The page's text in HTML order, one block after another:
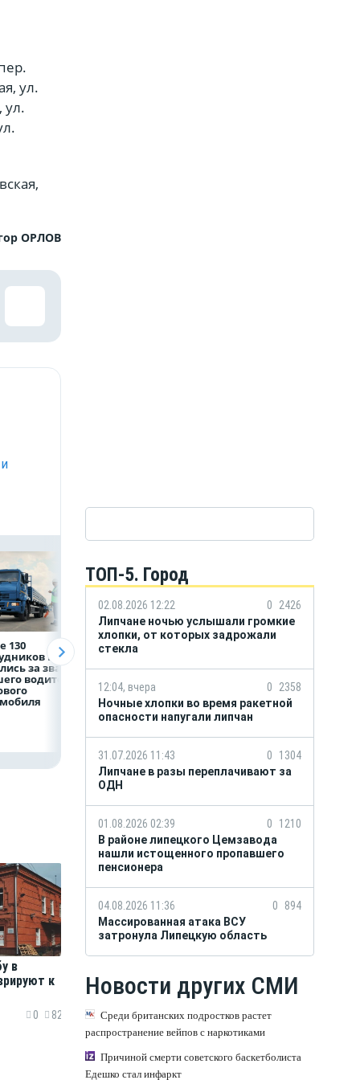
ул.
ул.
ОРЛОВ
130
НЛМК
за звание
водителя
Рефинансирование
кредитов в первом
полугодии 2026 года и гигантский
мишка: в
подвели итоги
фестиваля
в
к
0 82
ТОП-5. Город
02.08.2026 12:22 0
2426
Липчане ночью услышали громкие
хлопки, от которых задрожали
стекла
12:04, вчера 0
2358
Ночные хлопки во время ракетной
опасности напугали липчан
31.07.2026 11:43 0
1304
Липчане в разы переплачивают за
ОДН
01.08.2026 02:39 0
1210
В районе липецкого Цемзавода
нашли истощенного пропавшего
пенсионера
04.08.2026 11:36 0
894
Массированная атака ВСУ
затронула Липецкую область
Новости других СМИ
Среди британских подростков растет
распространение вейпов с наркотиками
Причиной смерти советского баскетболиста
Едешко стал инфаркт